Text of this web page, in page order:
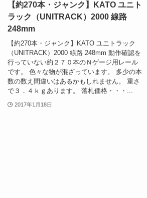
【約270本・ジャンク】KATO ユニト
ラック（UNITRACK）2000 線路
248mm
【約270本・ジャンク】KATO ユニトラック
（UNITRACK）2000 線路 248mm 動作確認を
行っていない約２７０本のＮゲージ用レール
です。 色々な物が混ざっています。 多少の本
数の数え間違いはあるかもしれません。 重さ
で３．４ｋｇあります。 落札価格・・・...
2017年1月18日